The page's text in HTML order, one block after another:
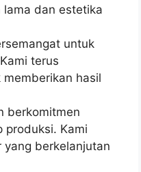
dan estetika
untuk
terus
hasil
berkomitmen
produksi. Kami
berkelanjutan